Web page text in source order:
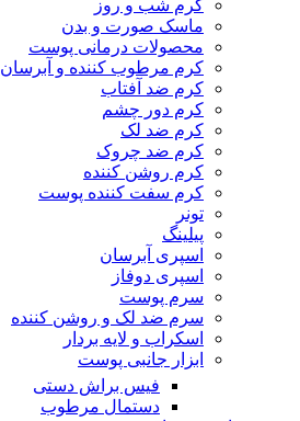
کرم شب و روز
ماسک صورت و بدن
محصولات درمانی پوست
کرم مرطوب کننده و آبرسان
کرم ضد آفتاب
کرم دور چشم
کرم ضد لک
کرم ضد چروک
کرم روشن کننده
کرم سفت کننده پوست
تونر
پیلینگ
اسپری آبرسان
اسپری دوفاز
سرم پوست
سرم ضد لک و روشن کننده
اسکراب و لایه بردار
ابزار جانبی پوست
فیس براش دستی
دستمال مرطوب